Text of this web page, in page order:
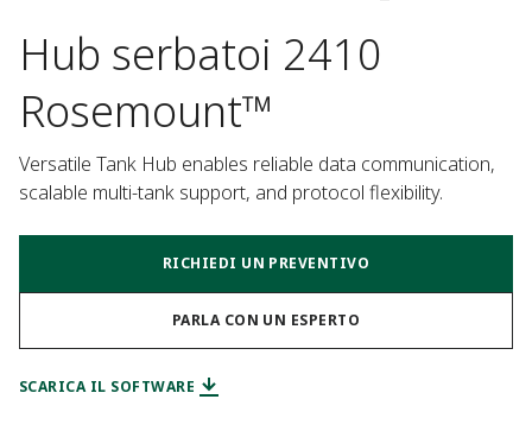
Hub serbatoi 2410
Rosemount™
Versatile Tank Hub enables reliable data communication,
scalable multi-tank support, and protocol flexibility.
RICHIEDI UN PREVENTIVO
PARLA CON UN ESPERTO
SCARICA IL SOFTWARE